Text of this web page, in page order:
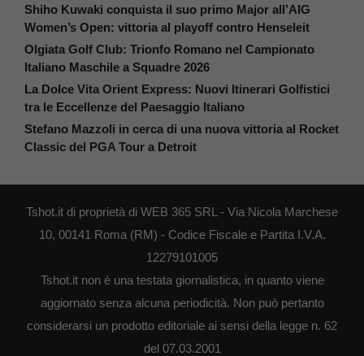
Shiho Kuwaki conquista il suo primo Major all’AIG
Women’s Open: vittoria al playoff contro Henseleit
Olgiata Golf Club: Trionfo Romano nel Campionato
Italiano Maschile a Squadre 2026
La Dolce Vita Orient Express: Nuovi Itinerari Golfistici
tra le Eccellenze del Paesaggio Italiano
Stefano Mazzoli in cerca di una nuova vittoria al Rocket
Classic del PGA Tour a Detroit
Tshot.it di proprietà di WEB 365 SRL - Via Nicola Marchese
10, 00141 Roma (RM) - Codice Fiscale e Partita I.V.A.
12279101005
Tshot.it non è una testata giornalistica, in quanto viene
aggiornato senza alcuna periodicità. Non può pertanto
considerarsi un prodotto editoriale ai sensi della legge n. 62
del 07.03.2001